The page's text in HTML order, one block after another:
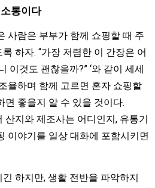
통이다
사람은 부부가 함께 쇼핑할 때 주
하자. “가장 저렴한 이 간장은 어
이것도 괜찮을까?” ‘와 같이 세세
율하며 함께 고르면 혼자 쇼핑할
좋을지 알 수 있을 것이다.
산지와 제조사는 어디인지, 유통기
이야기를 일상 대화에 포함시키면
하지만, 생활 전반을 파악하지